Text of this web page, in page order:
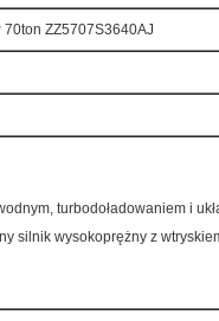
ZZ5707S3640AJ
turbodoładowaniem i
silnik wysokoprężny z